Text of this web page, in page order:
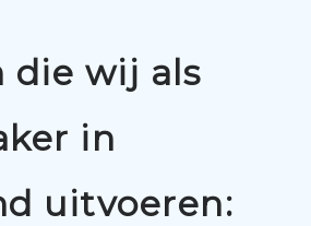
die wij als
in
uitvoeren: